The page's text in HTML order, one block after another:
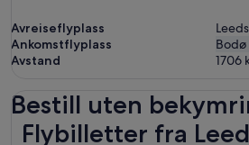
Avreiseflyplass
Ankomstflyplass
Bodø
Avstand
1706
Bestill uten
Flybilletter fra
Flybilletter fra Leeds til Bodø